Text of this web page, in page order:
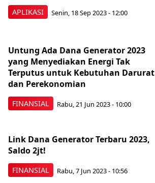
APLIKASI Senin, 18 Sep 2023 - 12:00
FINANSIAL
Untung Ada Dana Generator 2023
yang Menyediakan Energi Tak
Terputus untuk Kebutuhan Darurat
dan Perekonomian
Rabu, 21 Jun 2023 - 10:00
FINANSIAL
Link Dana Generator Terbaru 2023,
Saldo 2jt!
Rabu, 7 Jun 2023 - 10:56